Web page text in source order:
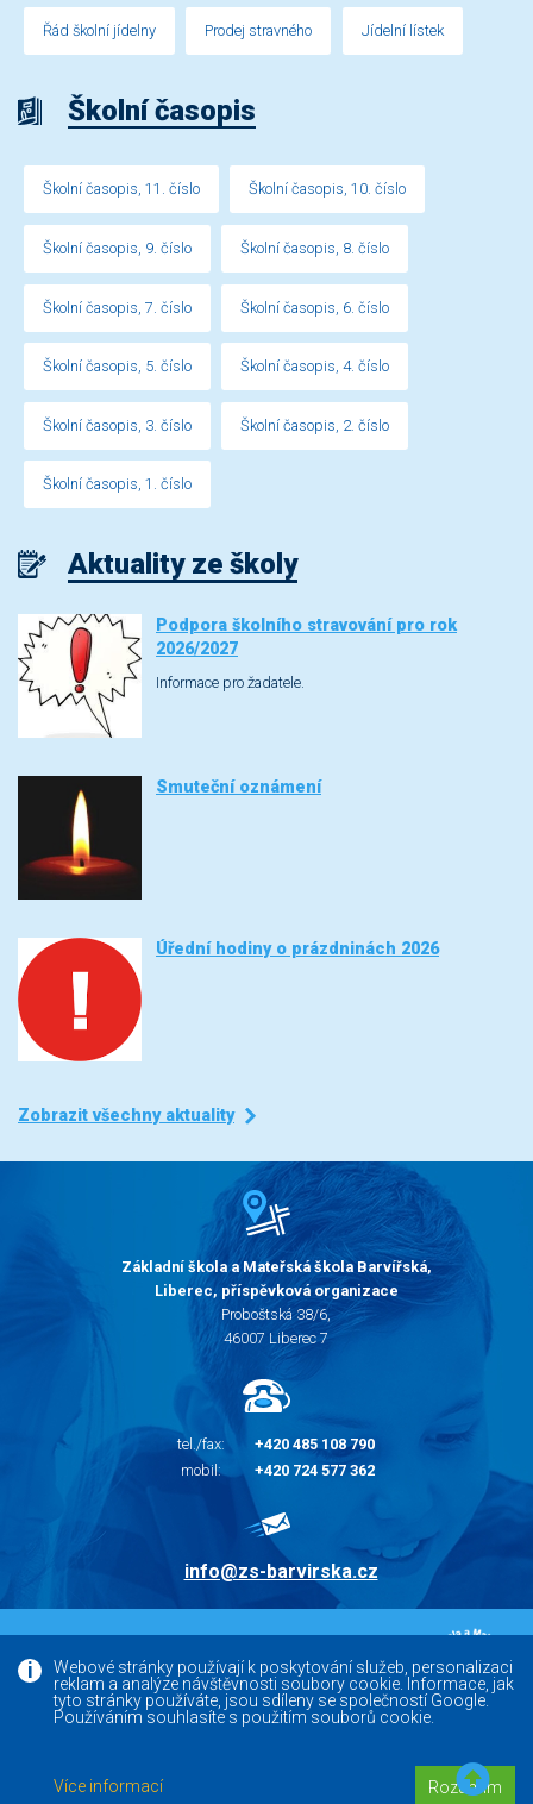
Webové stránky používají k poskytování služeb, personalizaci
reklam a analýze návštěvnosti soubory cookie. Informace, jak
tyto stránky používáte, jsou sdíleny se společností Google.
Používáním souhlasíte s použitím souborů cookie.
Více informací Rozumím
Řád školní jídelny Prodej stravného Jídelní lístek
Školní časopis
Školní časopis, 11. číslo Školní časopis, 10. číslo
Školní časopis, 9. číslo Školní časopis, 8. číslo
Školní časopis, 7. číslo Školní časopis, 6. číslo
Školní časopis, 5. číslo Školní časopis, 4. číslo
Školní časopis, 3. číslo Školní časopis, 2. číslo
Školní časopis, 1. číslo
Aktuality ze školy
Podpora školního stravování pro rok
2026/2027
Informace pro žadatele.
Smuteční oznámení
Úřední hodiny o prázdninách 2026
Zobrazit všechny aktuality
Základní škola a Mateřská škola Barvířská,
Liberec, příspěvková organizace
Proboštská 38/6,
46007 Liberec 7
tel./fax:
+420 485 108 790
mobil:
+420 724 577 362
info@zs-barvirska.cz
Facebook
Versoft.cz - tvorba www webových stránek, internetových